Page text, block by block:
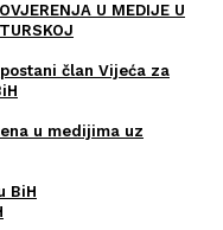
U MEDIJE U
član Vijeća za
u medijima uz
BiH